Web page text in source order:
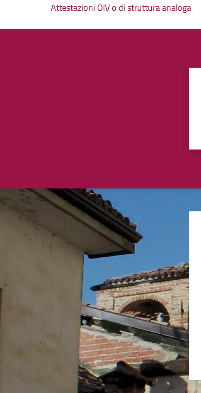
Attestazioni OIV o di struttura analoga